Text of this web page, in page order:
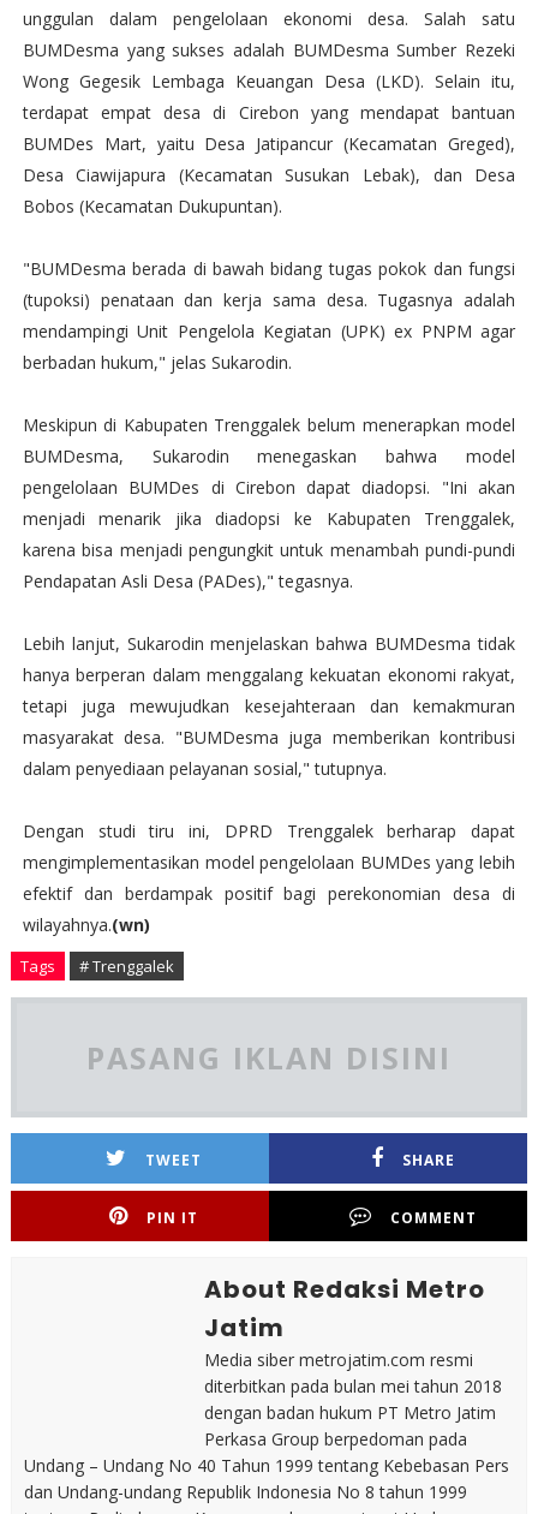
unggulan dalam pengelolaan ekonomi desa. Salah satu
BUMDesma yang sukses adalah BUMDesma Sumber Rezeki
Wong Gegesik Lembaga Keuangan Desa (LKD). Selain itu,
terdapat empat desa di Cirebon yang mendapat bantuan
BUMDes Mart, yaitu Desa Jatipancur (Kecamatan Greged),
Desa Ciawijapura (Kecamatan Susukan Lebak), dan Desa
Bobos (Kecamatan Dukupuntan).
"BUMDesma berada di bawah bidang tugas pokok dan fungsi
(tupoksi) penataan dan kerja sama desa. Tugasnya adalah
mendampingi Unit Pengelola Kegiatan (UPK) ex PNPM agar
berbadan hukum," jelas Sukarodin.
Meskipun di Kabupaten Trenggalek belum menerapkan model
BUMDesma, Sukarodin menegaskan bahwa model
pengelolaan BUMDes di Cirebon dapat diadopsi. "Ini akan
menjadi menarik jika diadopsi ke Kabupaten Trenggalek,
karena bisa menjadi pengungkit untuk menambah pundi-pundi
Pendapatan Asli Desa (PADes)," tegasnya.
Lebih lanjut, Sukarodin menjelaskan bahwa BUMDesma tidak
hanya berperan dalam menggalang kekuatan ekonomi rakyat,
tetapi juga mewujudkan kesejahteraan dan kemakmuran
masyarakat desa. "BUMDesma juga memberikan kontribusi
dalam penyediaan pelayanan sosial," tutupnya.
Dengan studi tiru ini, DPRD Trenggalek berharap dapat
mengimplementasikan model pengelolaan BUMDes yang lebih
efektif dan berdampak positif bagi perekonomian desa di
wilayahnya.(wn)
Tags # Trenggalek
PASANG IKLAN DISINI
TWEET SHARE
PIN IT COMMENT
About Redaksi Metro
Jatim
Media siber metrojatim.com resmi
diterbitkan pada bulan mei tahun 2018
dengan badan hukum PT Metro Jatim
Perkasa Group berpedoman pada
Undang – Undang No 40 Tahun 1999 tentang Kebebasan Pers
dan Undang-undang Republik Indonesia No 8 tahun 1999